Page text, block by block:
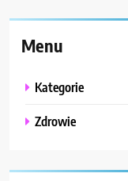
Menu
Kategorie
Zdrowie